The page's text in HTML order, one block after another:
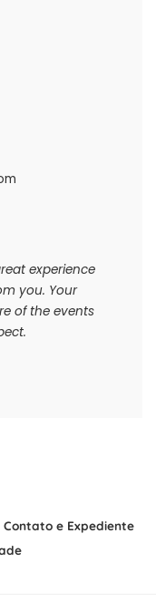
experience
you. Your
of the events
Contato e Expediente